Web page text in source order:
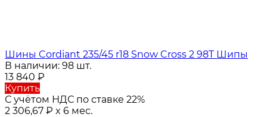
Шины Cordiant 235/45 r18 Snow Cross 2 98T Шипы
В наличии: 98 шт.
13 840 ₽
Купить
С учётом НДС по ставке 22%
2 306,67 ₽ x 6 мес.